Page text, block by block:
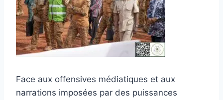
Face aux offensives médiatiques et aux
narrations imposées par des puissances